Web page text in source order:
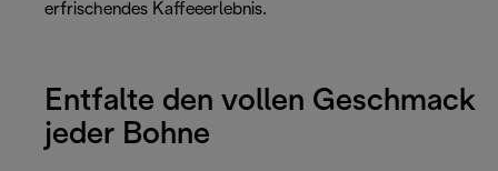
erfrischendes Kaffeeerlebnis.
Entfalte den vollen Geschmack
jeder Bohne